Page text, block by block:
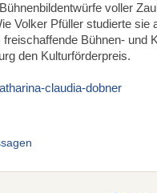
voller
Volker Pfüller studierte
Bühnen- und
den Kulturförderpreis.
claudia-dobner